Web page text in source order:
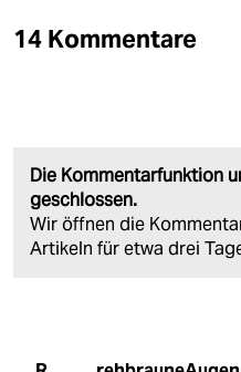
14 Kommentare
Die Kommentarfunktion
geschlossen.
Wir öffnen die
Artikeln für etwa drei